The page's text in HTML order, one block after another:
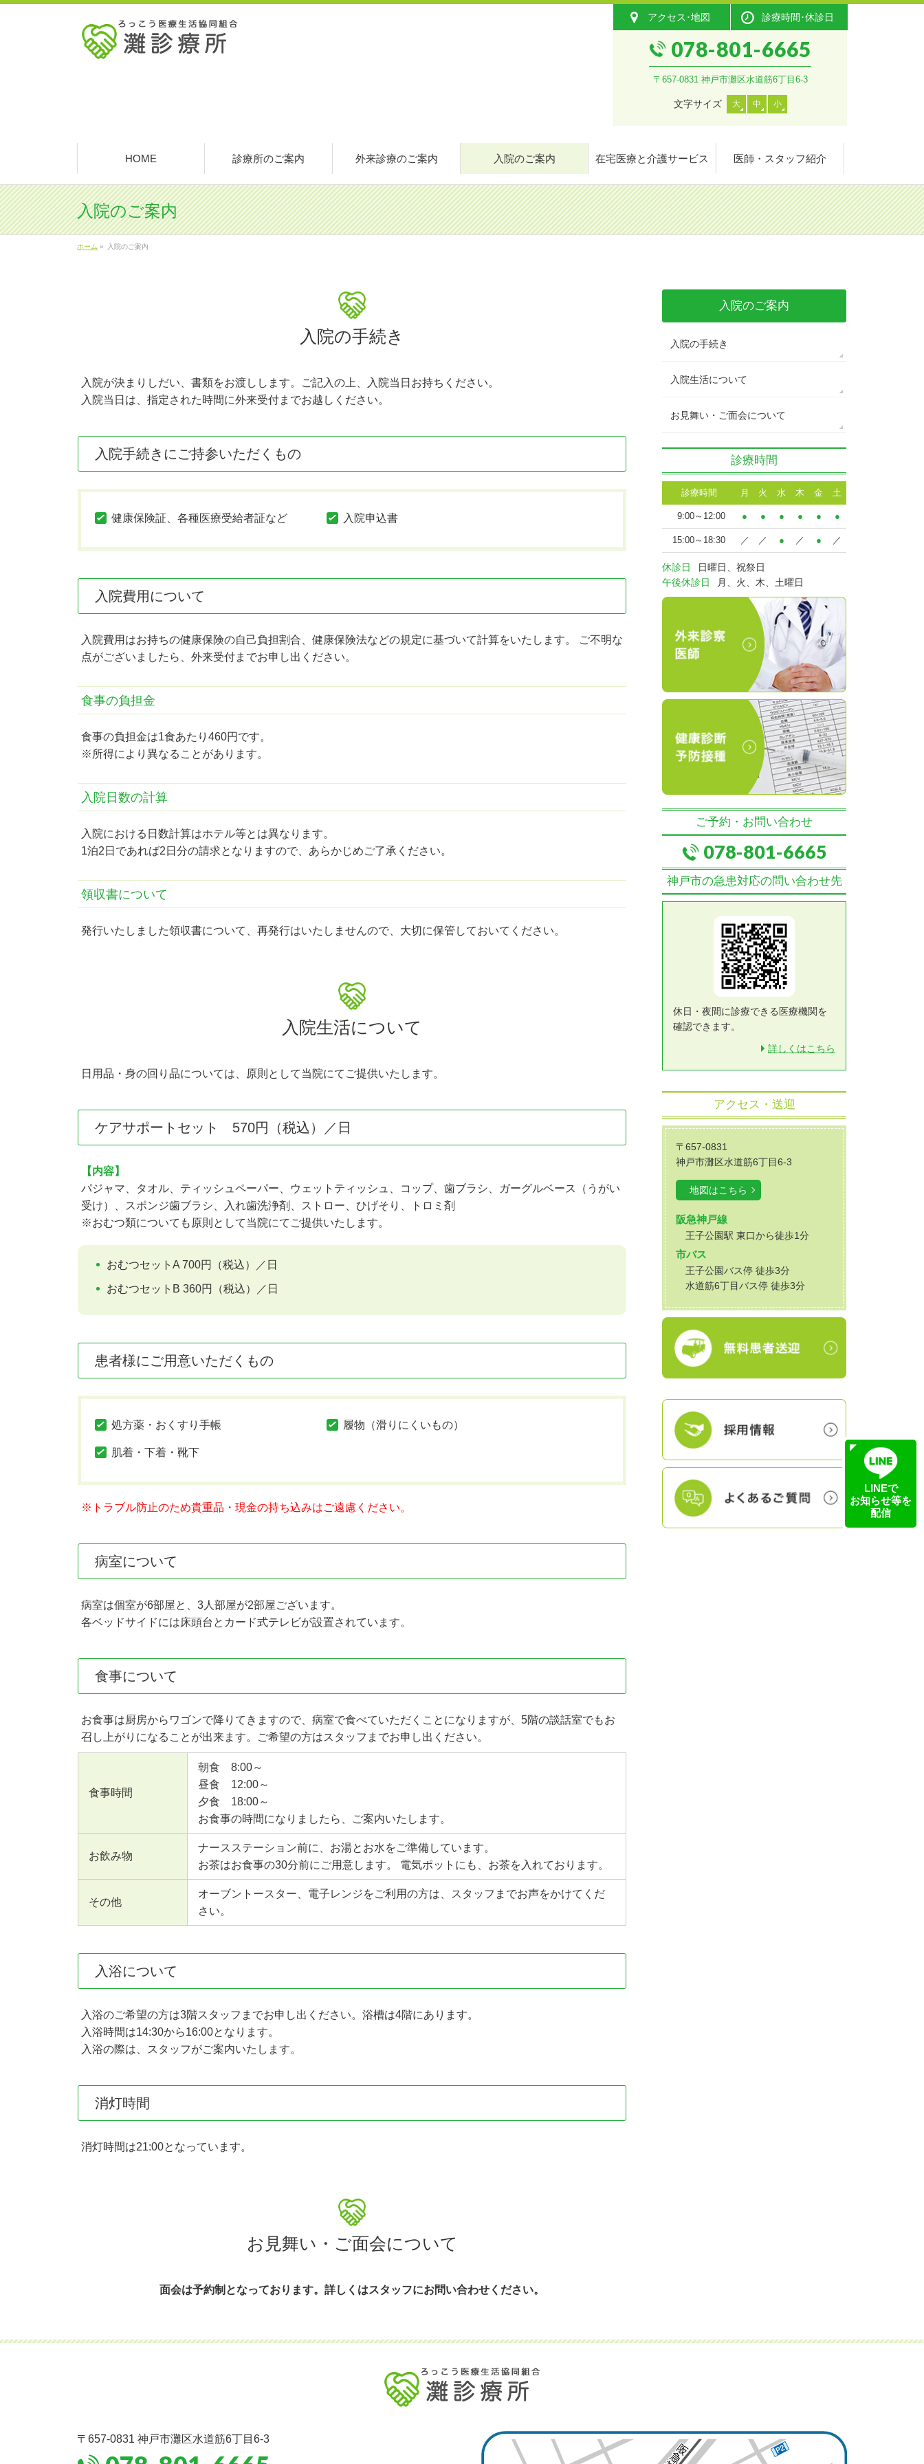
アクセス･地図 診療時間･休診日
078-801-6665
〒657-0831 神戸市灘区水道筋6丁目6-3
文字サイズ 大 中 小
HOME 診療所のご案内 外来診療のご案内 入院のご案内 在宅医療と介護サービス 医師・スタッフ紹介
入院のご案内
ホーム » 入院のご案内
入院の手続き
入院が決まりしだい、書類をお渡しします。ご記入の上、入院当日お持ちください。
入院当日は、指定された時間に外来受付までお越しください。
入院手続きにご持参いただくもの
健康保険証、各種医療受給者証など 入院申込書
入院費用について
入院費用はお持ちの健康保険の自己負担割合、健康保険法などの規定に基づいて計算をいたします。 ご不明な
点がございましたら、外来受付までお申し出ください。
食事の負担金
食事の負担金は1食あたり460円です。
※所得により異なることがあります。
入院日数の計算
入院における日数計算はホテル等とは異なります。
1泊2日であれば2日分の請求となりますので、あらかじめご了承ください。
領収書について
発行いたしました領収書について、再発行はいたしませんので、大切に保管しておいてください。
入院生活について
日用品・身の回り品については、原則として当院にてご提供いたします。
ケアサポートセット 570円（税込）／日
【内容】
パジャマ、タオル、ティッシュペーパー、ウェットティッシュ、コップ、歯ブラシ、ガーグルベース（うがい
受け）、スポンジ歯ブラシ、入れ歯洗浄剤、ストロー、ひげそり、トロミ剤
※おむつ類についても原則として当院にてご提供いたします。
おむつセットA 700円（税込）／日
おむつセットB 360円（税込）／日
患者様にご用意いただくもの
処方薬・おくすり手帳 履物（滑りにくいもの）
肌着・下着・靴下
※トラブル防止のため貴重品・現金の持ち込みはご遠慮ください。
病室について
病室は個室が6部屋と、3人部屋が2部屋ございます。
各ベッドサイドには床頭台とカード式テレビが設置されています。
食事について
お食事は厨房からワゴンで降りてきますので、病室で食べていただくことになりますが、5階の談話室でもお
召し上がりになることが出来ます。ご希望の方はスタッフまでお申し出ください。
食事時間
朝食 8:00～
昼食 12:00～
夕食 18:00～
お食事の時間になりましたら、ご案内いたします。
お飲み物
ナースステーション前に、お湯とお水をご準備しています。
お茶はお食事の30分前にご用意します。 電気ポットにも、お茶を入れております。
その他
オーブントースター、電子レンジをご利用の方は、スタッフまでお声をかけてくだ
さい。
入浴について
入浴のご希望の方は3階スタッフまでお申し出ください。浴槽は4階にあります。
入浴時間は14:30から16:00となります。
入浴の際は、スタッフがご案内いたします。
消灯時間
消灯時間は21:00となっています。
お見舞い・ご面会について
面会は予約制となっております。詳しくはスタッフにお問い合わせください。
入院のご案内
入院の手続き
入院生活について
お見舞い・ご面会について
診療時間
診療時間 月 火 水 木 金 土
9:00～12:00 ● ● ● ● ● ●
15:00～18:30 ／ ／ ● ／ ● ／
休診日
日曜日、祝祭日
午後休診日
月、火、木、土曜日
ご予約・お問い合わせ
078-801-6665
神戸市の急患対応の問い合わせ先
休日・夜間に診療できる医療機関を
確認できます。
詳しくはこちら
アクセス・送迎
〒657-0831
神戸市灘区水道筋6丁目6-3
地図はこちら
阪急神戸線
王子公園駅 東口から徒歩1分
市バス
王子公園バス停 徒歩3分
水道筋6丁目バス停 徒歩3分
〒657-0831 神戸市灘区水道筋6丁目6-3
LINEで
お知らせ等を
配信